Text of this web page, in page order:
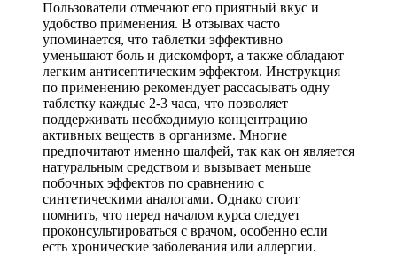
Пользователи отмечают его приятный вкус и
удобство применения. В отзывах часто
упоминается, что таблетки эффективно
уменьшают боль и дискомфорт, а также обладают
легким антисептическим эффектом. Инструкция
по применению рекомендует рассасывать одну
таблетку каждые 2-3 часа, что позволяет
поддерживать необходимую концентрацию
активных веществ в организме. Многие
предпочитают именно шалфей, так как он является
натуральным средством и вызывает меньше
побочных эффектов по сравнению с
синтетическими аналогами. Однако стоит
помнить, что перед началом курса следует
проконсультироваться с врачом, особенно если
есть хронические заболевания или аллергии.